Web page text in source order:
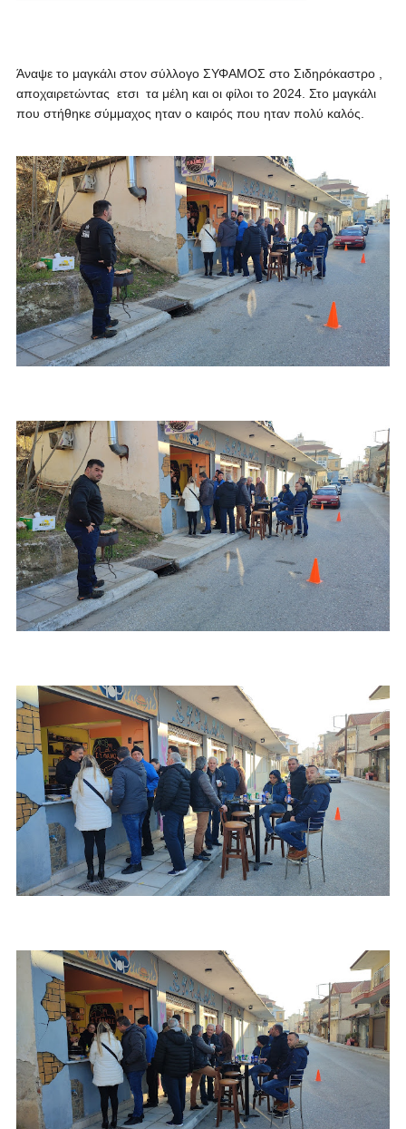
Άναψε το μαγκάλι στον σύλλογο ΣΥΦΑΜΟΣ στο Σιδηρόκαστρο ,
αποχαιρετώντας ετσι τα μέλη και οι φίλοι το 2024. Στο μαγκάλι
που στήθηκε σύμμαχος ηταν ο καιρός που ηταν πολύ καλός.